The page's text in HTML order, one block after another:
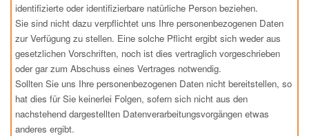
identifizierte oder identifizierbare natürliche Person beziehen.
Sie sind nicht dazu verpflichtet uns Ihre personenbezogenen Daten
zur Verfügung zu stellen. Eine solche Pflicht ergibt sich weder aus
gesetzlichen Vorschriften, noch ist dies vertraglich vorgeschrieben
oder gar zum Abschuss eines Vertrages notwendig.
Sollten Sie uns Ihre personenbezogenen Daten nicht bereitstellen, so
hat dies für Sie keinerlei Folgen, sofern sich nicht aus den
nachstehend dargestellten Datenverarbeitungsvorgängen etwas
anderes ergibt.